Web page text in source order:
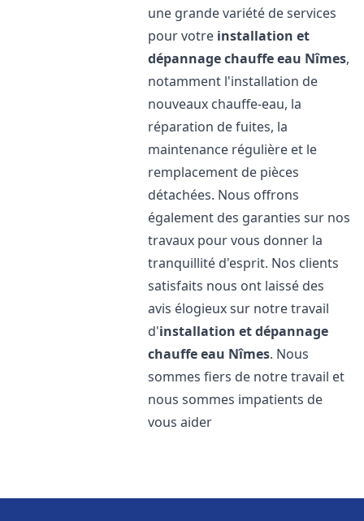
une grande variété de services
pour votre installation et
dépannage chauffe eau Nîmes,
notamment l'installation de
nouveaux chauffe-eau, la
réparation de fuites, la
maintenance régulière et le
remplacement de pièces
détachées. Nous offrons
également des garanties sur nos
travaux pour vous donner la
tranquillité d'esprit. Nos clients
satisfaits nous ont laissé des
avis élogieux sur notre travail
d'installation et dépannage
chauffe eau Nîmes. Nous
sommes fiers de notre travail et
nous sommes impatients de
vous aider